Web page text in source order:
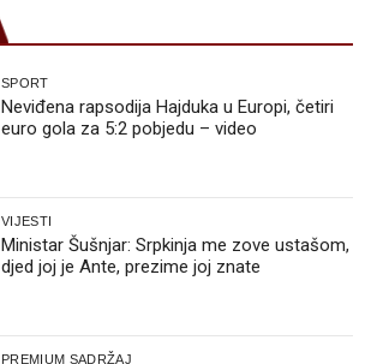
SPORT
Neviđena rapsodija Hajduka u Europi, četiri
euro gola za 5:2 pobjedu – video
VIJESTI
Ministar Šušnjar: Srpkinja me zove ustašom,
djed joj je Ante, prezime joj znate
PREMIUM SADRŽAJ